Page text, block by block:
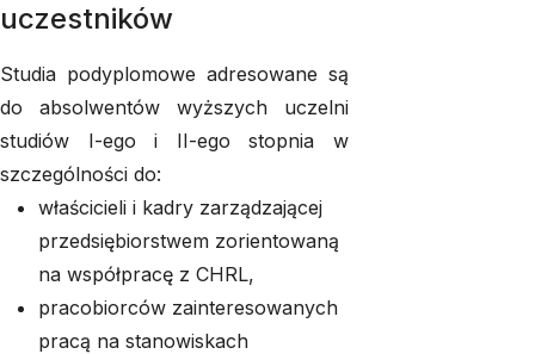
uczestników
Studia podyplomowe adresowane są
do absolwentów wyższych uczelni
studiów I-ego i II-ego stopnia w
szczególności do:
właścicieli i kadry zarządzającej
przedsiębiorstwem zorientowaną
na współpracę z CHRL,
pracobiorców zainteresowanych
pracą na stanowiskach